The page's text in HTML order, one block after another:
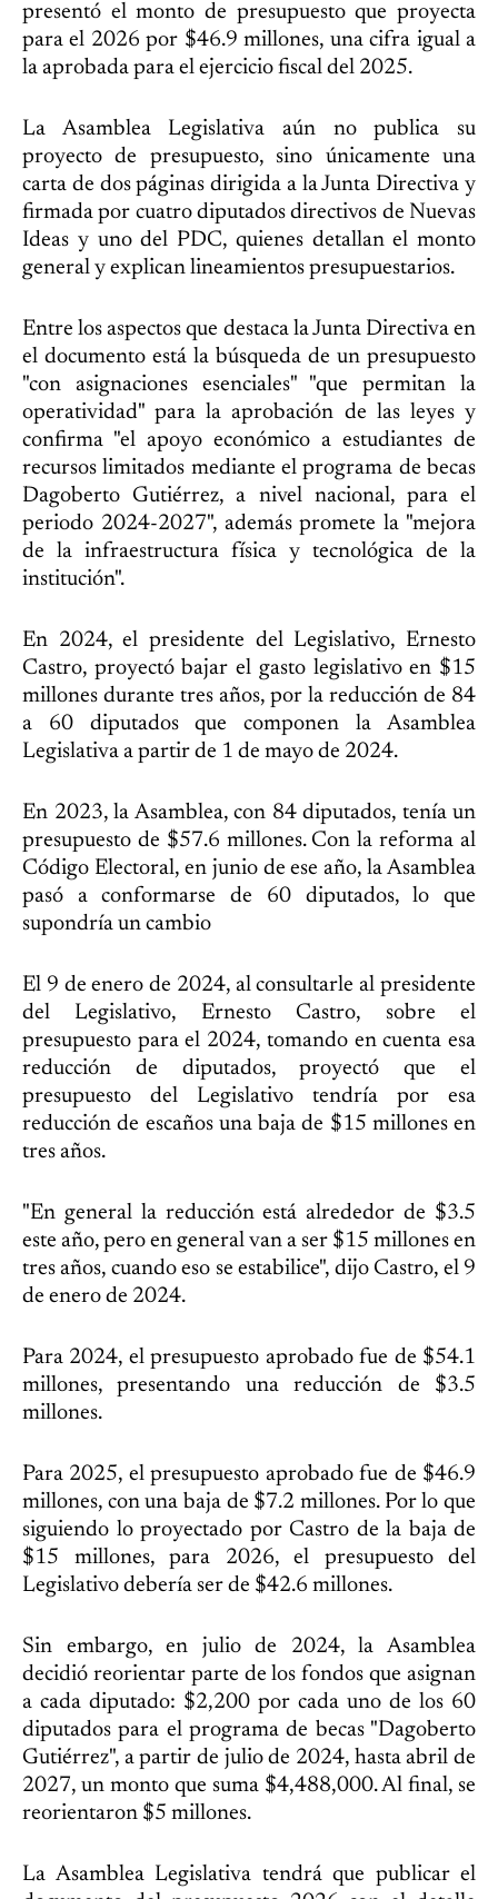
presentó el monto de presupuesto que proyecta
para el 2026 por $46.9 millones, una cifra igual a
la aprobada para el ejercicio fiscal del 2025.
La Asamblea Legislativa aún no publica su
proyecto de presupuesto, sino únicamente una
carta de dos páginas dirigida a la Junta Directiva y
firmada por cuatro diputados directivos de Nuevas
Ideas y uno del PDC, quienes detallan el monto
general y explican lineamientos presupuestarios.
Entre los aspectos que destaca la Junta Directiva en
el documento está la búsqueda de un presupuesto
"con asignaciones esenciales" "que permitan la
operatividad" para la aprobación de las leyes y
confirma "el apoyo económico a estudiantes de
recursos limitados mediante el programa de becas
Dagoberto Gutiérrez, a nivel nacional, para el
periodo 2024-2027", además promete la "mejora
de la infraestructura física y tecnológica de la
institución".
En 2024, el presidente del Legislativo, Ernesto
Castro, proyectó bajar el gasto legislativo en $15
millones durante tres años, por la reducción de 84
a 60 diputados que componen la Asamblea
Legislativa a partir de 1 de mayo de 2024.
En 2023, la Asamblea, con 84 diputados, tenía un
presupuesto de $57.6 millones. Con la reforma al
Código Electoral, en junio de ese año, la Asamblea
pasó a conformarse de 60 diputados, lo que
supondría un cambio
El 9 de enero de 2024, al consultarle al presidente
del Legislativo, Ernesto Castro, sobre el
presupuesto para el 2024, tomando en cuenta esa
reducción de diputados, proyectó que el
presupuesto del Legislativo tendría por esa
reducción de escaños una baja de $15 millones en
tres años.
"En general la reducción está alrededor de $3.5
este año, pero en general van a ser $15 millones en
tres años, cuando eso se estabilice", dijo Castro, el 9
de enero de 2024.
Para 2024, el presupuesto aprobado fue de $54.1
millones, presentando una reducción de $3.5
millones.
Para 2025, el presupuesto aprobado fue de $46.9
millones, con una baja de $7.2 millones. Por lo que
siguiendo lo proyectado por Castro de la baja de
$15 millones, para 2026, el presupuesto del
Legislativo debería ser de $42.6 millones.
Sin embargo, en julio de 2024, la Asamblea
decidió reorientar parte de los fondos que asignan
a cada diputado: $2,200 por cada uno de los 60
diputados para el programa de becas "Dagoberto
Gutiérrez", a partir de julio de 2024, hasta abril de
2027, un monto que suma $4,488,000. Al final, se
reorientaron $5 millones.
La Asamblea Legislativa tendrá que publicar el